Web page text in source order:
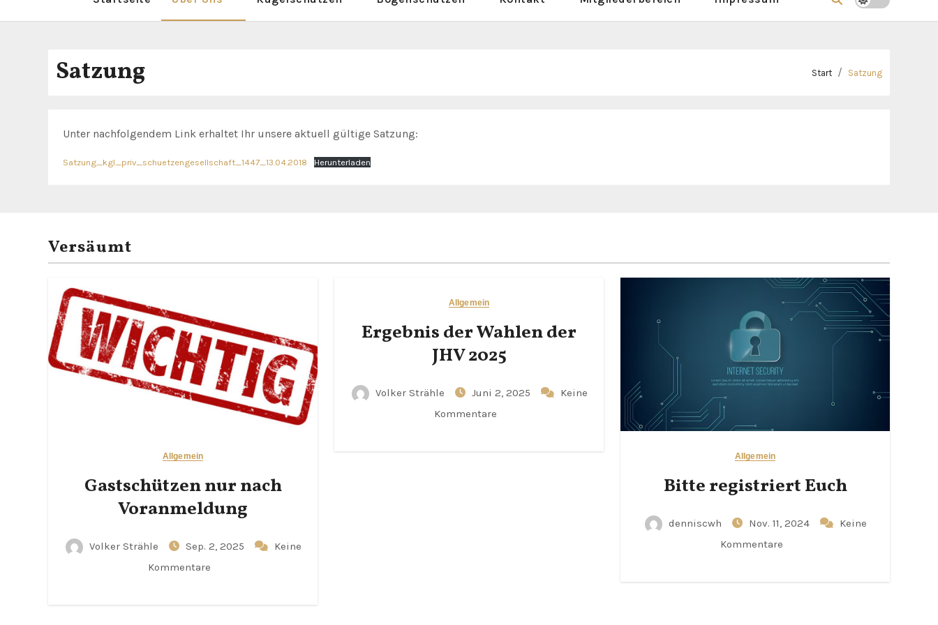
Satzung Start Satzung
Unter nachfolgendem Link erhaltet Ihr unsere aktuell gültige Satzung:
Satzung_kgl_priv_schuetzengesellschaft_1447_13.04.2018 Herunterladen
Versäumt
Allgemein
Gastschützen nur nach
Voranmeldung
Volker Strähle Sep. 2, 2025
Keine
Kommentare
Allgemein
Ergebnis der Wahlen der
JHV 2025
Volker Strähle Juni 2, 2025
Keine
Kommentare
Allgemein
Bitte registriert Euch
denniscwh Nov. 11, 2024
Keine
Kommentare